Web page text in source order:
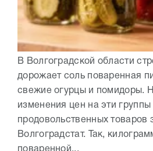
В Волгоградской области
дорожает соль поваренная
свежие огурцы и помидоры.
изменения цен на эти группы
продовольственных товаров
Волгоградстат. Так,